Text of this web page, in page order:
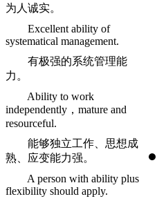
为人诚实。
Excellent ability of
systematical management.
有极强的系统管理能
力。
Ability to work
independently，mature and
resourceful.
能够独立工作、思想成
熟、应变能力强。
A person with ability plus
flexibility should apply.